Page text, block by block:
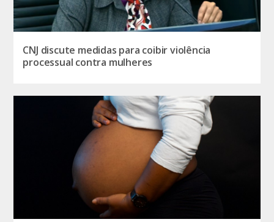
CNJ discute medidas para coibir violência
processual contra mulheres